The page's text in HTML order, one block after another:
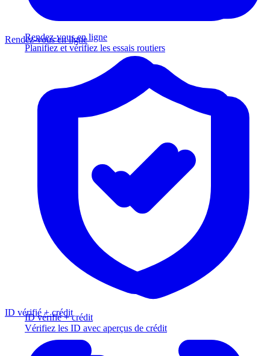
Rendez-vous en ligne
Planifiez et vérifiez les essais routiers
ID vérifié + crédit
Vérifiez les ID avec aperçus de crédit
Rendez-vous en ligne
ID vérifié + crédit